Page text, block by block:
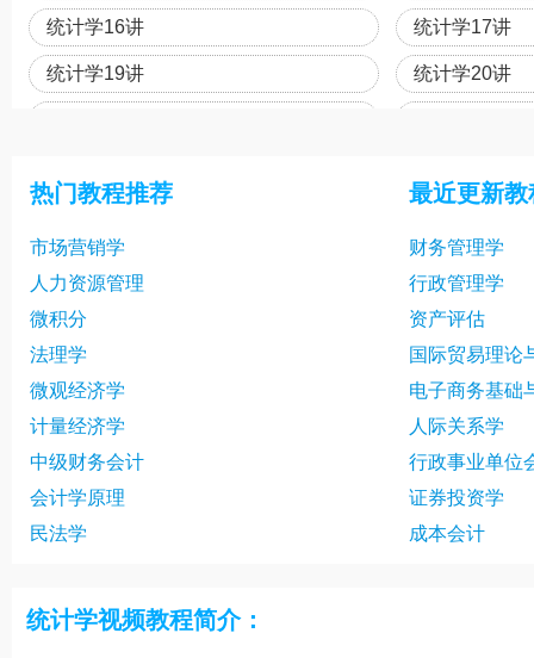
统计学16讲 统计学17讲
统计学19讲 统计学20讲
统计学28讲
热门教程推荐
市场营销学
人力资源管理
微积分
法理学
微观经济学
计量经济学
中级财务会计
会计学原理
民法学
最近更新教
财务管理学
行政管理学
资产评估
国际贸易理论
电子商务基础
人际关系学
行政事业单位
证券投资学
成本会计
统计学视频教程简介：